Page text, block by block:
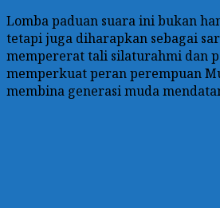
Lomba paduan suara ini bukan
tetapi juga diharapkan sebagai
mempererat tali silaturahmi dan
memperkuat peran perempuan
membina generasi muda